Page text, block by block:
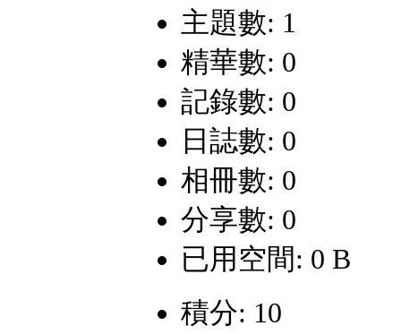
主題數: 1
精華數: 0
記錄數: 0
日誌數: 0
相冊數: 0
分享數: 0
已用空間: 0 B
積分: 10